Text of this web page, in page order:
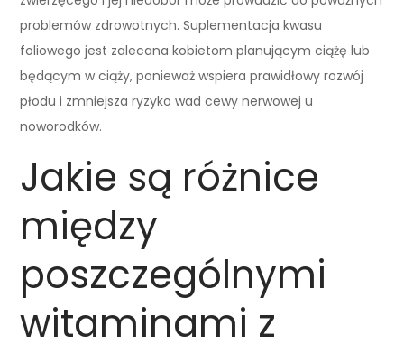
problemów zdrowotnych. Suplementacja kwasu
foliowego jest zalecana kobietom planującym ciążę lub
będącym w ciąży, ponieważ wspiera prawidłowy rozwój
płodu i zmniejsza ryzyko wad cewy nerwowej u
noworodków.
Jakie są różnice
między
poszczególnymi
witaminami z